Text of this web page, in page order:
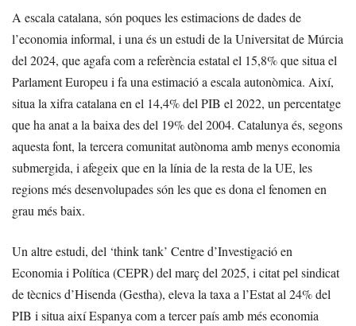
A escala catalana, són poques les estimacions de dades de
l’economia informal, i una és un estudi de la Universitat de Múrcia
del 2024, que agafa com a referència estatal el 15,8% que situa el
Parlament Europeu i fa una estimació a escala autonòmica. Així,
situa la xifra catalana en el 14,4% del PIB el 2022, un percentatge
que ha anat a la baixa des del 19% del 2004. Catalunya és, segons
aquesta font, la tercera comunitat autònoma amb menys economia
submergida, i afegeix que en la línia de la resta de la UE, les
regions més desenvolupades són les que es dona el fenomen en
grau més baix.
Un altre estudi, del ‘think tank’ Centre d’Investigació en
Economia i Política (CEPR) del març del 2025, i citat pel sindicat
de tècnics d’Hisenda (Gestha), eleva la taxa a l’Estat al 24% del
PIB i situa així Espanya com a tercer país amb més economia